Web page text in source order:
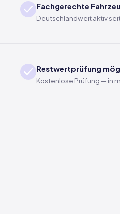
Fachgerechte
Deutschlandweit aktiv
Restwertprüfung
Kostenlose Prüfung — in